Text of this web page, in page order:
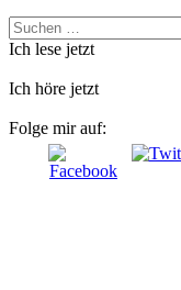
Suchen
nach:
Ich lese jetzt
Ich höre jetzt
Folge mir auf: